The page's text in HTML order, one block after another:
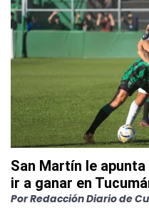
San Martín le
ir a ganar en
PorRedacción Diario de